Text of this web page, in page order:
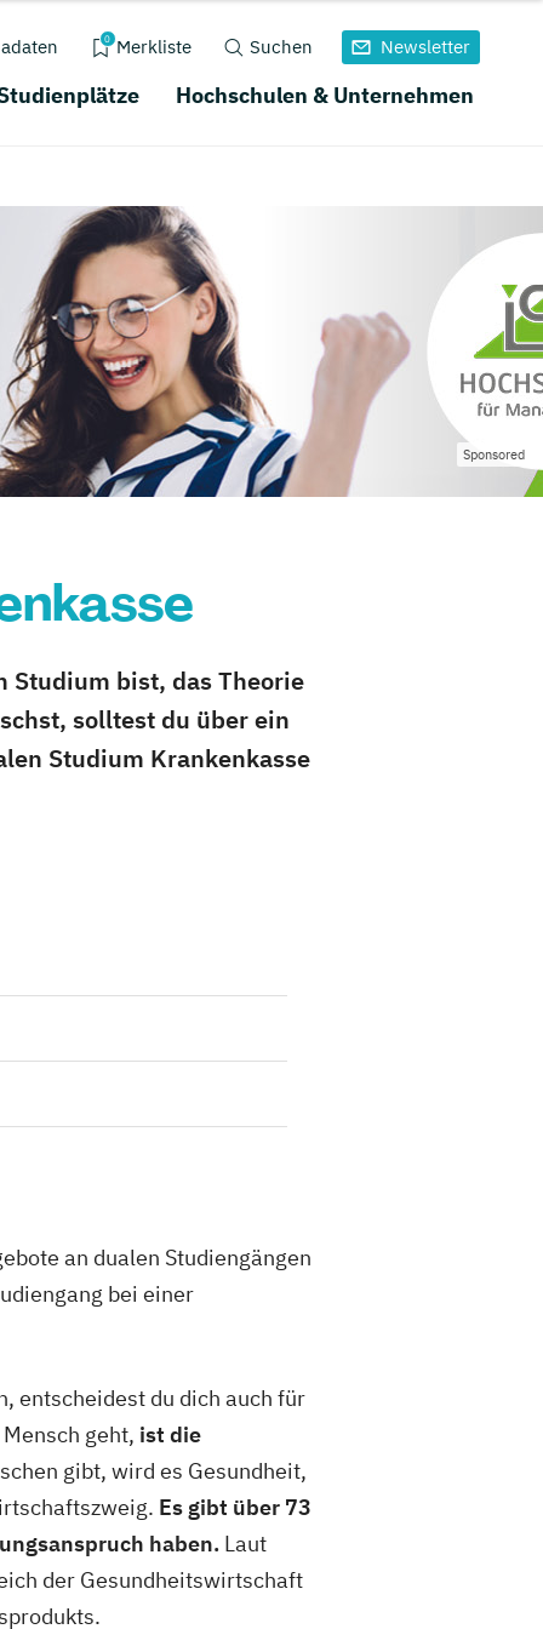
0 Merkliste Suchen Newsletter
Hochschulen & Unternehmen
Sponsored
Studium bist, das Theorie
solltest du über ein
Studium Krankenkasse
an dualen Studiengängen
bei einer
entscheidest du dich auch für
geht, ist die
gibt, wird es Gesundheit,
Es gibt über 73
haben. Laut
der Gesundheitswirtschaft